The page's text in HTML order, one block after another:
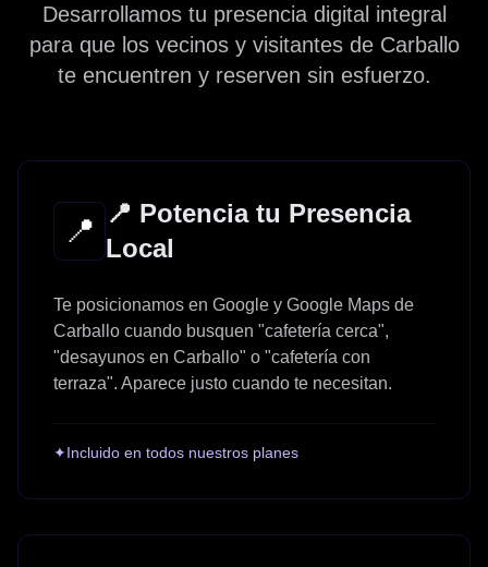
Desarrollamos tu presencia digital integral
para que los vecinos y visitantes de Carballo
te encuentren y reserven sin esfuerzo.
📍 📍 Potencia tu Presencia
Local
Te posicionamos en Google y Google Maps de
Carballo cuando busquen "cafetería cerca",
"desayunos en Carballo" o "cafetería con
terraza". Aparece justo cuando te necesitan.
✦Incluido en todos nuestros planes